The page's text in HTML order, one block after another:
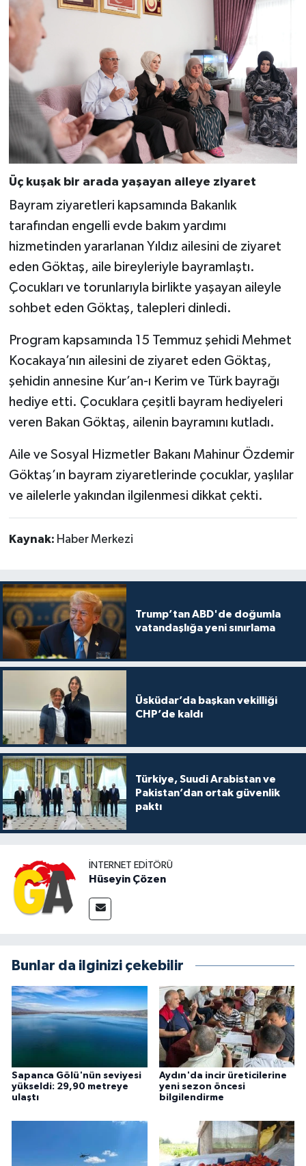
Üç kuşak bir arada yaşayan aileye ziyaret
Bayram ziyaretleri kapsamında Bakanlık
tarafından engelli evde bakım yardımı
hizmetinden yararlanan Yıldız ailesini de ziyaret
eden Göktaş, aile bireyleriyle bayramlaştı.
Çocukları ve torunlarıyla birlikte yaşayan aileyle
sohbet eden Göktaş, talepleri dinledi.
Program kapsamında 15 Temmuz şehidi Mehmet
Kocakaya’nın ailesini de ziyaret eden Göktaş,
şehidin annesine Kur’an-ı Kerim ve Türk bayrağı
hediye etti. Çocuklara çeşitli bayram hediyeleri
veren Bakan Göktaş, ailenin bayramını kutladı.
Aile ve Sosyal Hizmetler Bakanı Mahinur Özdemir
Göktaş’ın bayram ziyaretlerinde çocuklar, yaşlılar
ve ailelerle yakından ilgilenmesi dikkat çekti.
Kaynak: Haber Merkezi
Trump’tan ABD'de doğumla
vatandaşlığa yeni sınırlama
Üsküdar’da başkan vekilliği
CHP’de kaldı
Türkiye, Suudi Arabistan ve
Pakistan’dan ortak güvenlik
paktı
İNTERNET EDITÖRÜ
Hüseyin Çözen
Bunlar da ilginizi çekebilir
Sapanca Gölü'nün seviyesi
yükseldi: 29,90 metreye
ulaştı
Aydın'da incir üreticilerine
yeni sezon öncesi
bilgilendirme